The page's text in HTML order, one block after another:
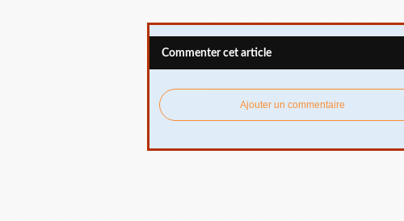
Commenter cet article
Ajouter un commentaire